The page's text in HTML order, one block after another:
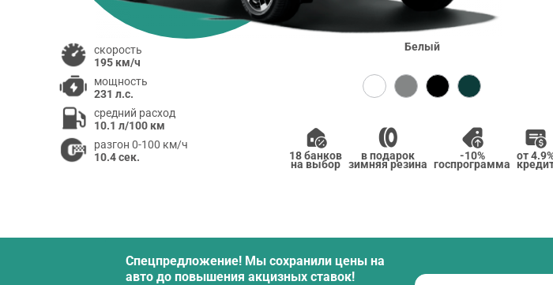
скорость
195 км/ч
мощность
231 л.с.
средний расход
10.1 л/100 км
разгон 0-100 км/ч
10.4 сек.
Белый
18 банков
на выбор
в подарок
зимняя резина
-10%
госпрограмма
от
Спецпредложение! Мы сохранили цены на
авто до повышения акцизных ставок!